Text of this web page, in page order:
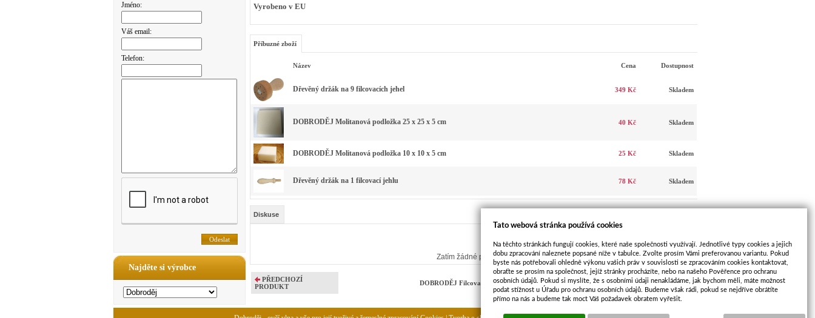
Jméno:
Váš email:
Telefon:
Najděte si výrobce
Vyrobeno v EU
Příbuzné zboží
Název Cena Dostupnost
Dřevěný držák na 9 filcovacích jehel 349 Kč Skladem
DOBRODĚJ Molitanová podložka 25 x 25 x 5 cm 40 Kč Skladem
DOBRODĚJ Molitanová podložka 10 x 10 x 5 cm 25 Kč Skladem
Dřevěný držák na 1 filcovací jehlu 78 Kč Skladem
Diskuse
Zatím žádné příspěvky
PŘEDCHOZÍ
PRODUKT
DOBRODĚJ Filcovací jehly - různé druhy
DALŠÍ
PRODUKT
Tato webová stránka používá cookies
Na těchto stránkách fungují cookies, které naše společnosti využívají. Jednotlivé typy cookies a jejich
dobu zpracování naleznete popsané níže v tabulce. Zvolte prosím Vámi preferovanou variantu. Pokud
byste nás potřebovali ohledně výkonu vašich práv v souvislosti se zpracováním cookies kontaktovat,
obraťte se prosím na společnost, jejíž stránky procházíte, nebo na našeho Pověřence pro ochranu
osobních údajů. Pokud si myslíte, že s osobními údaji nenakládáme, jak bychom měli, máte možnost
podat stížnost u Úřadu pro ochranu osobních údajů. Budeme však rádi, pokud se nejdříve obrátíte
přímo na nás a budeme tak moct Váš požadavek obratem vyřešit.